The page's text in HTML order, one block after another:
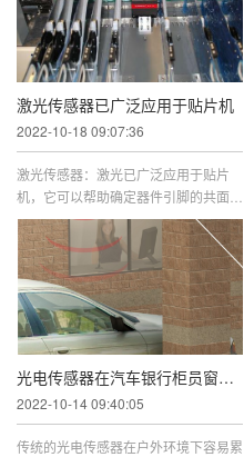
激光传感器已广泛应用于贴片机
2022-10-18 09:07:36
激光传感器：激光已广泛应用于贴片
机，它可以帮助确定器件引脚的共面
性。当被测设备移动到激光传感器的监
控位置时，激光器发出的光束照射在 ...
光电传感器在汽车银行柜员窗口检测汽车是否抵达
2022-10-14 09:40:05
传统的光电传感器在户外环境下容易累